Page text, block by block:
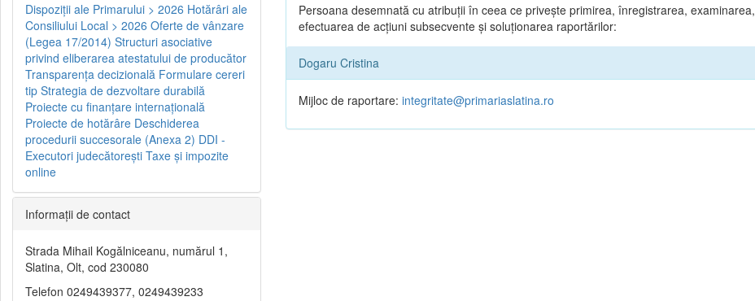
Persoana desemnată cu atribuții în ceea ce privește primirea, înregistrarea, examinarea,
efectuarea de acțiuni subsecvente și soluționarea raportărilor:
Dogaru Cristina
Mijloc de raportare: integritate@primariaslatina.ro
Dispoziţii ale Primarului > 2026 Hotărâri ale
Consiliului Local > 2026 Oferte de vânzare
(Legea 17/2014) Structuri asociative
privind eliberarea atestatului de producător
Transparenţa decizională Formulare cereri
tip Strategia de dezvoltare durabilă
Proiecte cu finanţare internaţională
Proiecte de hotărâre Deschiderea
procedurii succesorale (Anexa 2) DDI -
Executori judecătorești Taxe şi impozite
online
Informaţii de contact
Strada Mihail Kogălniceanu, numărul 1,
Slatina, Olt, cod 230080
Telefon 0249439377, 0249439233